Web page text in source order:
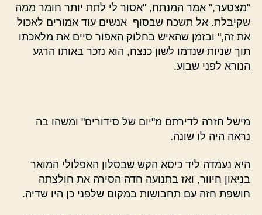
"מצטער," אמר המנתח, "אסור לי לתת יותר חומר ממה
שקיבלת. אל תשכח שבסוף אנשים עוד אמורים לאכול
את זה," ובזמן שהאיש בחלוק האפור סיים את מלאכתו
תוך שניות שנדמו לשון כנצח, הוא נזכר באותו הרגע
הנורא לפני שבוע.
מישל חזרה לדירתם מ"יום של סידורים" ומשהו בה
נראה היה לו שונה.
היא נעמדה ליד כיסא הקש שבסלון האפלולי המואר
בניאון חיוור, ואז בתנועה חדה הסירה את חולצתה
חושפת חזה עם תחבושות במקום שלפני כן היו שדיה.